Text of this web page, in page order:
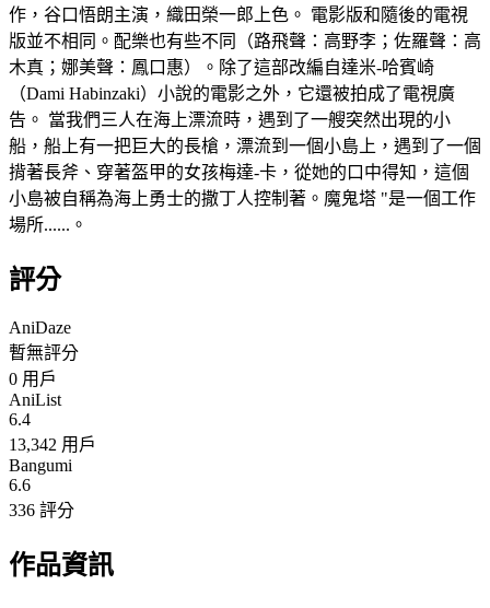
作，谷口悟朗主演，織田榮一郎上色。 電影版和隨後的電視
版並不相同。配樂也有些不同（路飛聲：高野李；佐羅聲：高
木真；娜美聲：鳳口惠）。除了這部改編自達米-哈賓崎
（Dami Habinzaki）小說的電影之外，它還被拍成了電視廣
告。 當我們三人在海上漂流時，遇到了一艘突然出現的小
船，船上有一把巨大的長槍，漂流到一個小島上，遇到了一個
揹著長斧、穿著盔甲的女孩梅達-卡，從她的口中得知，這個
小島被自稱為海上勇士的撒丁人控制著。魔鬼塔 "是一個工作
場所......。
評分
AniDaze
暫無評分
0 用戶
AniList
6.4
13,342 用戶
Bangumi
6.6
336 評分
作品資訊